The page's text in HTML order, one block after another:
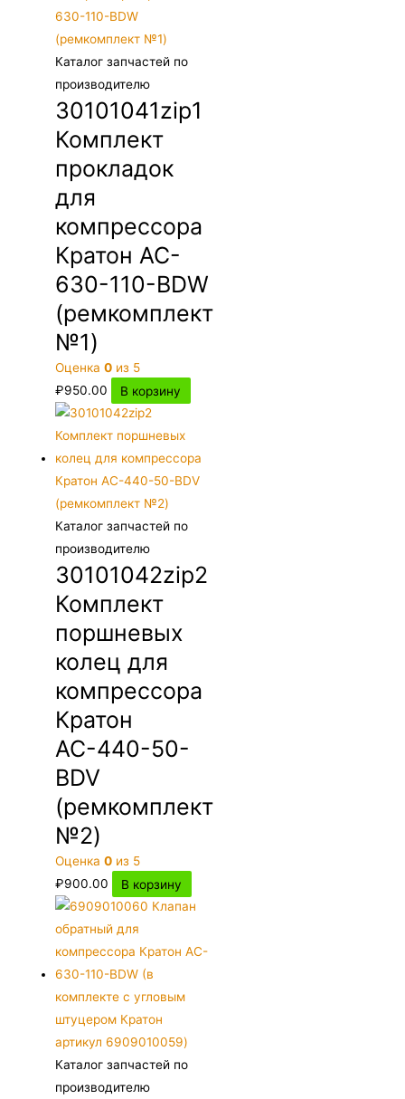
Каталог запчастей по
производителю
30101041zip1
Комплект
прокладок
для
компрессора
Кратон AC-
630-110-BDW
(ремкомплект
№1)
Оценка0 из 5
₽950.00 В корзину
Каталог запчастей по
производителю
30101042zip2
Комплект
поршневых
колец для
компрессора
Кратон
АС-440-50-
BDV
(ремкомплект
№2)
Оценка0 из 5
₽900.00 В корзину
Каталог запчастей по
производителю